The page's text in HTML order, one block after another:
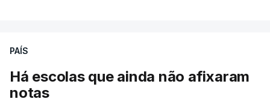
PAÍS
Há escolas que ainda não afixaram
notas